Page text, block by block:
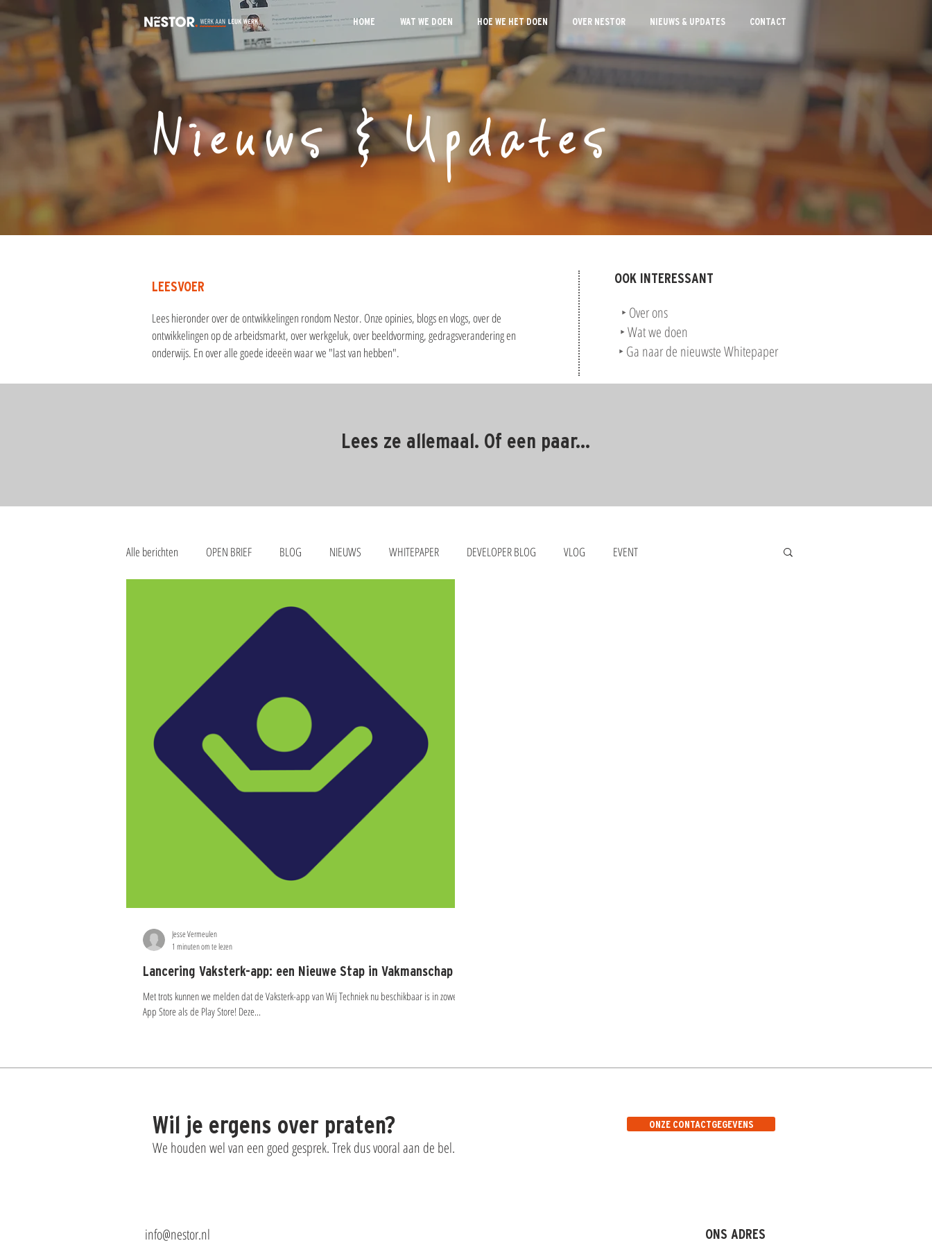
HOME WAT WE DOEN HOE WE HET DOEN OVER NESTOR NIEUWS & UPDATES CONTACT
Nieuws & Updates
OOK INTERESSANT
‣ Over ons
‣ Wat we doen
LEESVOER
Lees hieronder over de ontwikkelingen rondom Nestor. Onze opinies, blogs en vlogs, over de
ontwikkelingen op de arbeidsmarkt, over werkgeluk, over beeldvorming, gedragsverandering en
onderwijs. En over alle goede ideeën waar we "last van hebben".
‣ Ga naar de nieuwste Whitepaper
Lees ze allemaal. Of een paar...
Alle berichten OPEN BRIEF BLOG NIEUWS WHITEPAPER DEVELOPER BLOG VLOG EVENT
Lancering Vaksterk-app: een Nieuwe Stap in Vakmanschap
Met trots kunnen we melden dat de Vaksterk-app van Wij Techniek nu beschikbaar is in zowel de
App Store als de Play Store! Deze...
Jesse Vermeulen
1 minuten om te lezen
Wil je ergens over praten?
We houden wel van een goed gesprek. Trek dus vooral aan de bel.
ONZE CONTACTGEGEVENS
info@nestor.nl ONS ADRES